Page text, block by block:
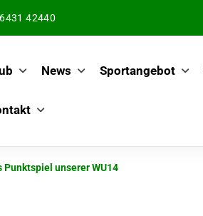
42440
News Sportangebot
Punktspiel unserer WU14